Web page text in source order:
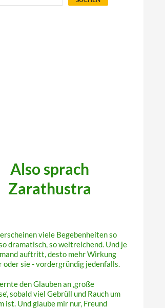
Also sprach
Zarathustra
viele Begebenheiten so
dramatisch, so weitreichend. Und je
auftritt, desto mehr Wirkung
oder sie - vordergründig jedenfalls.
den Glauben an ‚große
sobald viel Gebrüll und Rauch um
ist. Und glaube mir nur, Freund